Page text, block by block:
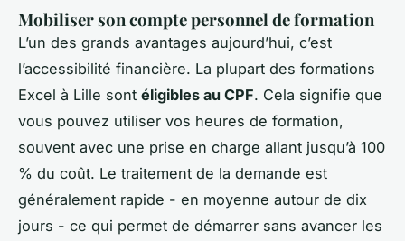
Mobiliser son compte personnel de formation
L’un des grands avantages aujourd’hui, c’est
l’accessibilité financière. La plupart des formations
Excel à Lille sont éligibles au CPF. Cela signifie que
vous pouvez utiliser vos heures de formation,
souvent avec une prise en charge allant jusqu’à 100
% du coût. Le traitement de la demande est
généralement rapide - en moyenne autour de dix
jours - ce qui permet de démarrer sans avancer les